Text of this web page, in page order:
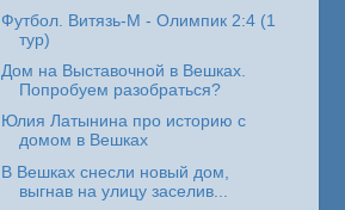
Футбол. Витязь-М - Олимпик 2:4 (1
тур)
Дом на Выставочной в Вешках.
Попробуем разобраться?
Юлия Латынина про историю с
домом в Вешках
В Вешках снесли новый дом,
выгнав на улицу заселив...